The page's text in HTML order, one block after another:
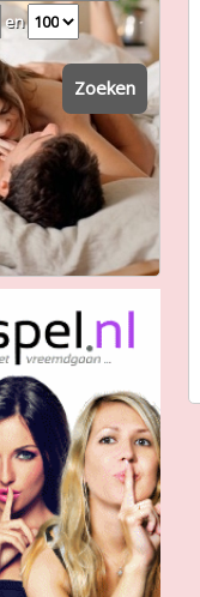
en
Zoeken